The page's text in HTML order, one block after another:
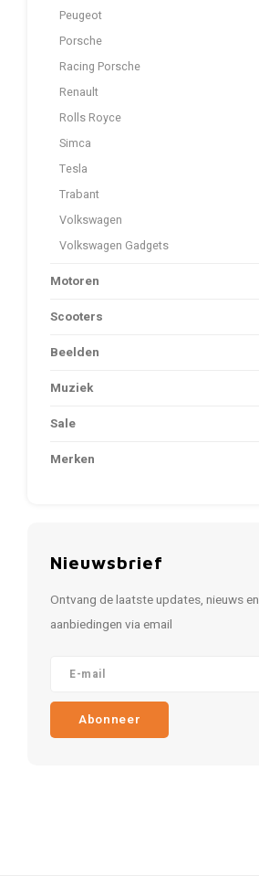
Peugeot
Porsche
Racing Porsche
Renault
Rolls Royce
Simca
Tesla
Trabant
Volkswagen
Volkswagen Gadgets
Motoren
Scooters
Beelden
Muziek
Sale
Merken
Nieuwsbrief
Ontvang de laatste updates, nieuws en
aanbiedingen via email
Abonneer